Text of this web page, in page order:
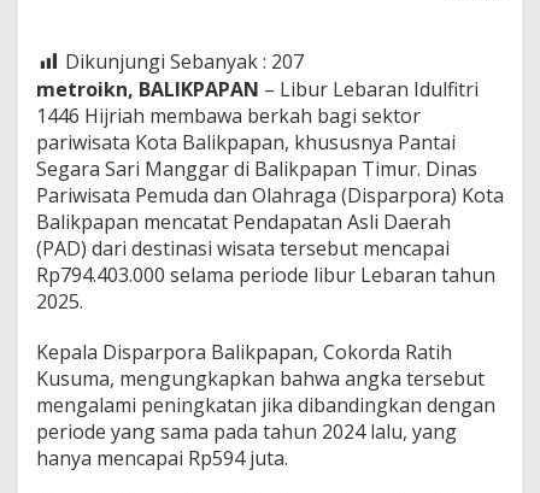
Dikunjungi Sebanyak : 207
metroikn, BALIKPAPAN – Libur Lebaran Idulfitri
1446 Hijriah membawa berkah bagi sektor
pariwisata Kota Balikpapan, khususnya Pantai
Segara Sari Manggar di Balikpapan Timur. Dinas
Pariwisata Pemuda dan Olahraga (Disparpora) Kota
Balikpapan mencatat Pendapatan Asli Daerah
(PAD) dari destinasi wisata tersebut mencapai
Rp794.403.000 selama periode libur Lebaran tahun
2025.
Kepala Disparpora Balikpapan, Cokorda Ratih
Kusuma, mengungkapkan bahwa angka tersebut
mengalami peningkatan jika dibandingkan dengan
periode yang sama pada tahun 2024 lalu, yang
hanya mencapai Rp594 juta.